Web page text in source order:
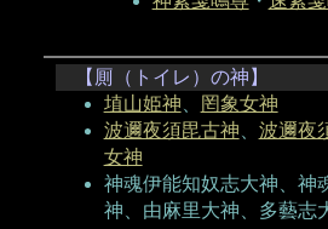
【厠（トイレ）の神】
埴山姫神
罔象女神
波邇夜須毘古神
波邇夜
女神
神魂伊能知奴志大神、神
神、由麻里大神、多藝志